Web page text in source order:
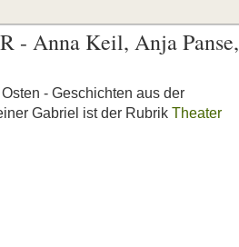
- Anna Keil, Anja Panse,
- Geschichten aus der
Gabriel ist der Rubrik Theater